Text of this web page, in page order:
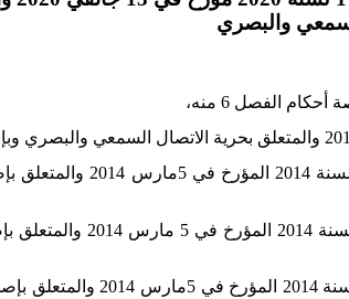
والبصري
الفصل 6 منه،
وعلى قرار الهيئة
وعلى قرار الهيئة
وعلى قرار الهيئة